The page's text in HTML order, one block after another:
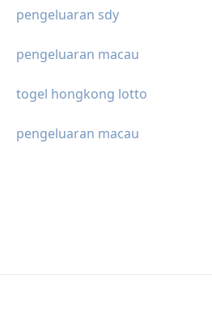
pengeluaran sdy
pengeluaran macau
togel hongkong lotto
pengeluaran macau